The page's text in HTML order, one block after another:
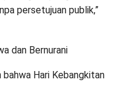
persetujuan publik,”
dan Bernurani
Hari Kebangkitan